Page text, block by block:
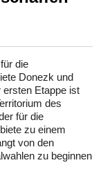
die
Donezk und
ersten Etappe ist
des
für die
zu einem
von den
zu beginnen